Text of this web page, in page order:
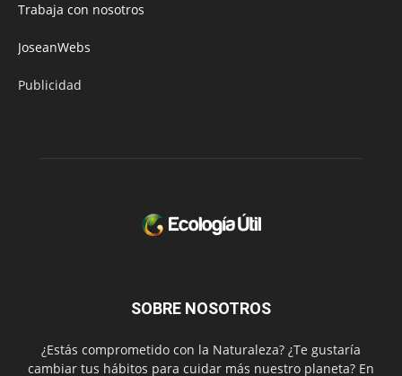
Trabaja con nosotros
JoseanWebs
Publicidad
SOBRE NOSOTROS
¿Estás comprometido con la Naturaleza? ¿Te gustaría
cambiar tus hábitos para cuidar más nuestro planeta? En